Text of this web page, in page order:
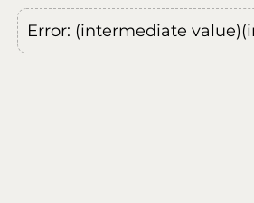
Error: (intermediate